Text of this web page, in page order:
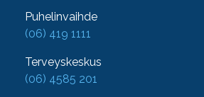
Puhelinvaihde
(06) 419 1111
Terveyskeskus
(06) 4585 201